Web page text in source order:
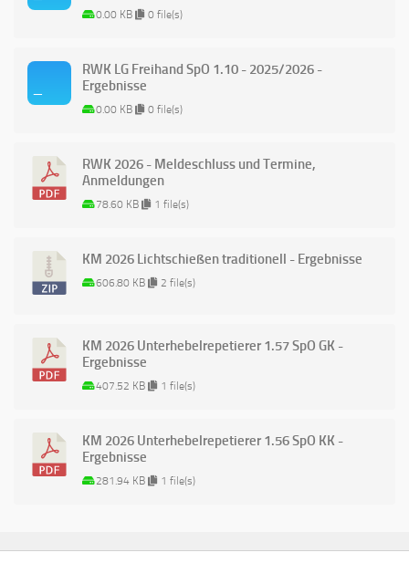
0.00 KB 0 file(s)
RWK LG Freihand SpO 1.10 - 2025/2026 -
Ergebnisse
0.00 KB 0 file(s)
RWK 2026 - Meldeschluss und Termine,
Anmeldungen
78.60 KB 1 file(s)
KM 2026 Lichtschießen traditionell - Ergebnisse
606.80 KB 2 file(s)
KM 2026 Unterhebelrepetierer 1.57 SpO GK -
Ergebnisse
407.52 KB 1 file(s)
KM 2026 Unterhebelrepetierer 1.56 SpO KK -
Ergebnisse
281.94 KB 1 file(s)